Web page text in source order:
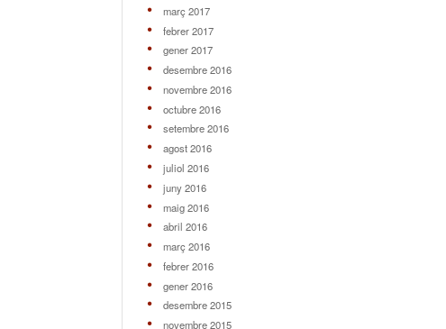
març 2017
febrer 2017
gener 2017
desembre 2016
novembre 2016
octubre 2016
setembre 2016
agost 2016
juliol 2016
juny 2016
maig 2016
abril 2016
març 2016
febrer 2016
gener 2016
desembre 2015
novembre 2015